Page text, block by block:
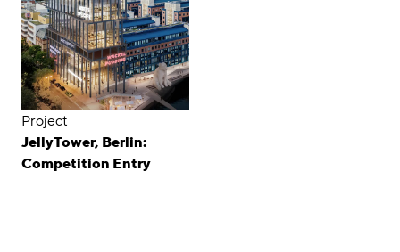
Project
JellyTower, Berlin:
Competition Entry